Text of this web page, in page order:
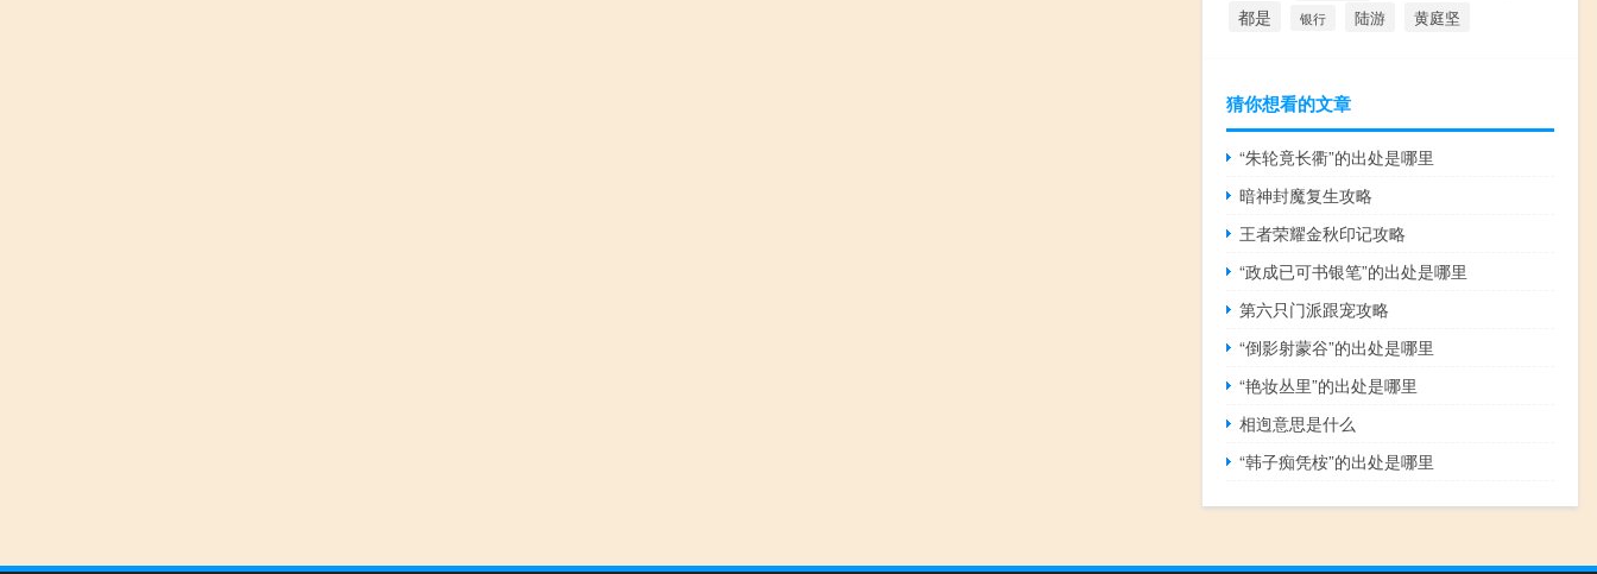
都是 银行 陆游 黄庭坚
猜你想看的文章
“朱轮竟长衢”的出处是哪里
暗神封魔复生攻略
王者荣耀金秋印记攻略
“政成已可书银笔”的出处是哪里
第六只门派跟宠攻略
“倒影射蒙谷”的出处是哪里
“艳妆丛里”的出处是哪里
相迿意思是什么
“韩子痴凭桉”的出处是哪里